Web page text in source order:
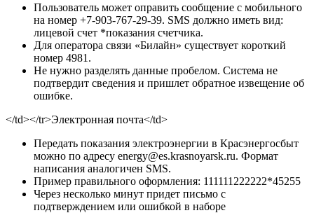
Пользователь может оправить сообщение с мобильного
на номер +7-903-767-29-39. SMS должно иметь вид:
лицевой счет *показания счетчика.
Для оператора связи «Билайн» существует короткий
номер 4981.
Не нужно разделять данные пробелом. Система не
подтвердит сведения и пришлет обратное извещение об
ошибке.
</td></tr>Электронная почта</td>
Передать показания электроэнергии в Красэнергосбыт
можно по адресу energy@es.krasnoyarsk.ru. Формат
написания аналогичен SMS.
Пример правильного оформления: 111111222222*45255
Через несколько минут придет письмо с
подтверждением или ошибкой в наборе